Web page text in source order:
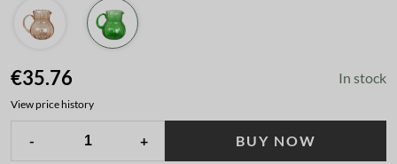
€35.76 In stock
View price history
- + BUY NOW